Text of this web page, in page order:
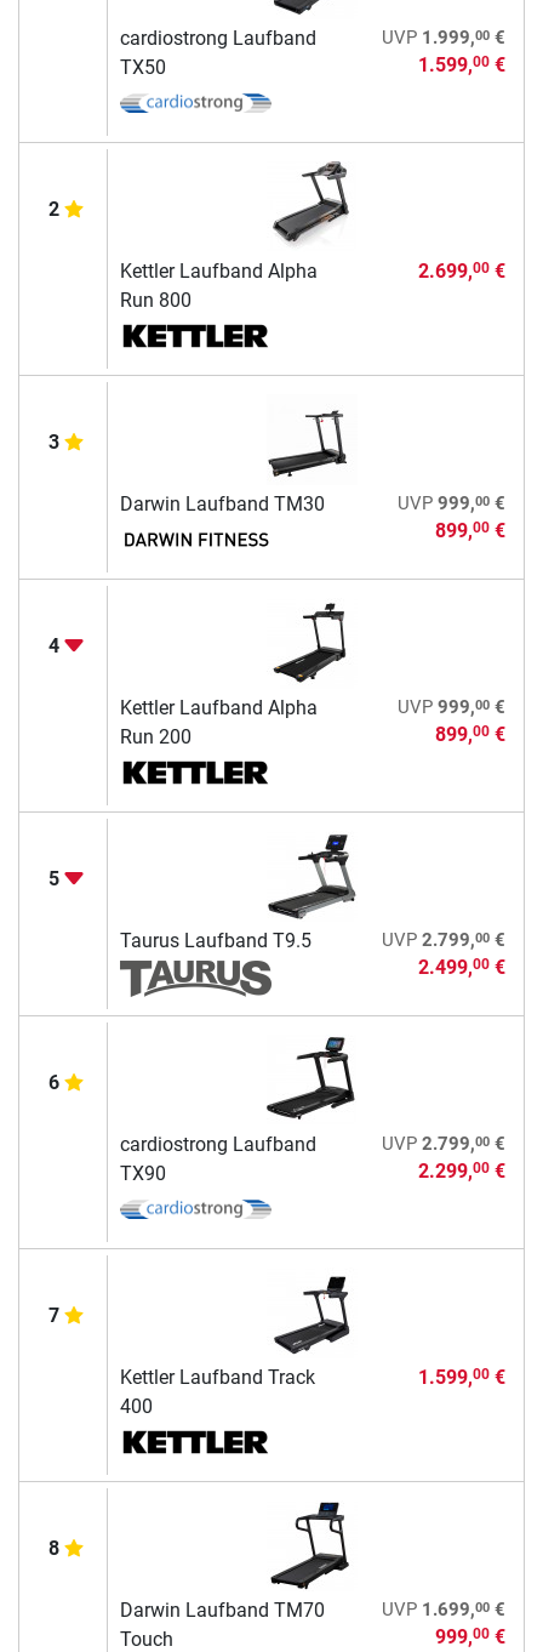
cardiostrong Laufband
TX50
UVP 1.999,00€
1.599,00€
2
Kettler Laufband Alpha
Run 800
2.699,00€
3
Darwin Laufband TM30 UVP 999,00€
899,00€
4
Kettler Laufband Alpha
Run 200
UVP 999,00€
899,00€
5
Taurus Laufband T9.5 UVP 2.799,00€
2.499,00€
6
cardiostrong Laufband
TX90
UVP 2.799,00€
2.299,00€
7
Kettler Laufband Track
400
1.599,00€
8
Darwin Laufband TM70
Touch
UVP 1.699,00€
999,00€